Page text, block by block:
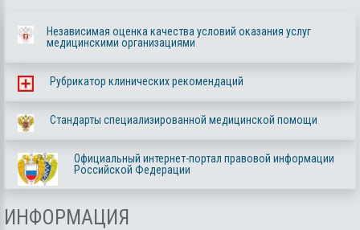
Независимая оценка качества условий оказания услуг
медицинскими организациями
Рубрикатор клинических рекомендаций
Стандарты специализированной медицинской помощи
Официальный интернет-портал правовой информации
Российской Федерации
ИНФОРМАЦИЯ